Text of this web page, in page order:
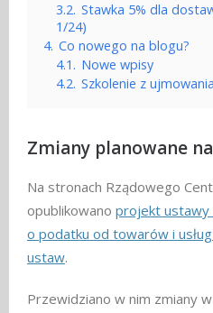
3.2. Stawka 5% dla
1/24)
4. Co nowego na blogu?
4.1. Nowe wpisy
4.2. Szkolenie z
Zmiany planowane
Na stronach Rządowego
opublikowano projekt ustawy
o podatku od towarów i
ustaw.
Przewidziano w nim zmiany